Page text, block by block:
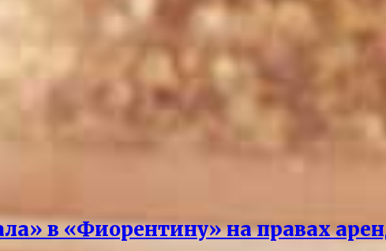
в «Фиорентину» на правах